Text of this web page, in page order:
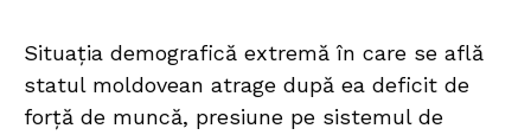
Situația demografică extremă în care se află
statul moldovean atrage după ea deficit de
forță de muncă, presiune pe sistemul de